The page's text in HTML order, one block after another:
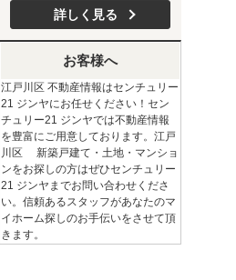
詳しく見る
お客様へ
江戸川区 不動産情報はセンチュリー
21 ジンヤにお任せください！セン
チュリー21 ジンヤでは不動産情報
を豊富にご用意しております。江戸
川区 新築戸建て・土地・マンショ
ンをお探しの方はぜひセンチュリー
21 ジンヤまでお問い合わせくださ
い。信頼あるスタッフがあなたのマ
イホーム探しのお手伝いをさせて頂
きます。